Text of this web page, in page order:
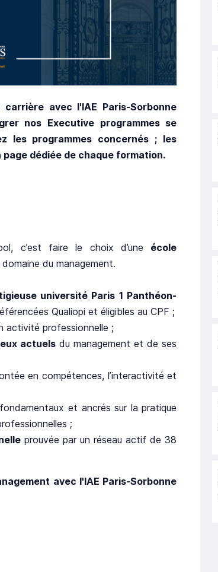
avec l'IAE Paris-Sorbonne
nos Executive programmes se
les programmes concernés ; les
dédiée de chaque formation.
c’est faire le choix d’une école
du management.
université Paris 1 Panthéon-
Qualiopi et éligibles au CPF ;
activité professionnelle ;
actuels du management et de ses
en compétences, l’interactivité et
et ancrés sur la pratique
;
prouvée par un réseau actif de 38
avec l'IAE Paris-Sorbonne